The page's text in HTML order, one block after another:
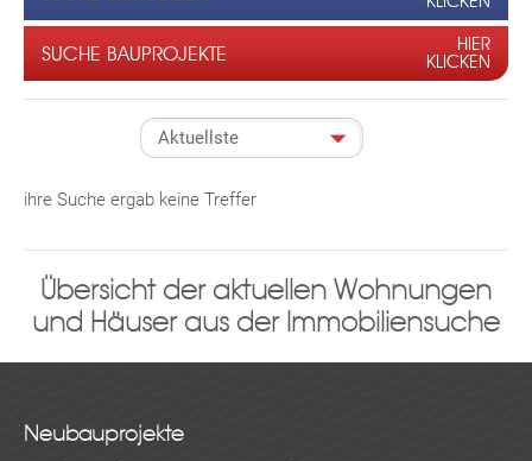
SUCHE BAUPROJEKTE
HIER
KLICKEN
ihre Suche ergab keine Treffer
Übersicht der aktuellen Wohnungen
und Häuser aus der Immobiliensuche
Neubauprojekte